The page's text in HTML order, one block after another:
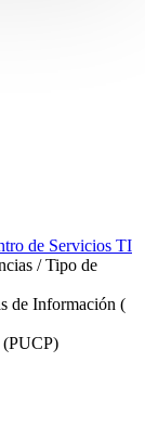
de Servicios TI
/ Tipo de
de Información (